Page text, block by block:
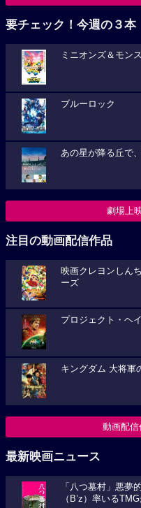
要チェック！今週の３本
ミニオンズ＆モン
ブルーロック
あの星が降る丘で
劇場上
注目の動画配信作品
映画クレヨンしん
ーズ
プロジェクト・ヘ
キングダム 大将軍
動画配信
最新映画ニュース
「八つ墓村」悪夢
（B’z）率いる